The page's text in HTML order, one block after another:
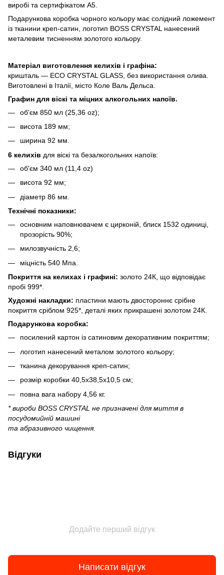
виробі та сертифікатом А5.
Подарункова коробка чорного кольору має солідний ложемент
із тканини креп-сатин, логотип BOSS CRYSTAL нанесений
металевим тисненням золотого кольору.
Матеріал виготовлення келихів і графіна:
кришталь — ECO CRYSTAL GLASS, без використання олива.
Виготовлені в Італії, місто Коле Валь Дельса.
Графин для віскі та міцних алкогольних напоїв.
об'єм 850 мл (25,36 oz);
висота 189 мм;
ширина 92 мм.
6 келихів для віскі та безалкогольних напоїв:
об'єм 340 мл (11,4 oz)
висота 92 мм;
діаметр 86 мм.
Технічні показники:
основним наповнювачем є цирконій, блиск 1532 одиниці,
прозорість 90%;
милозвучність 2,6;
міцність 540 Мпа.
Покриття на келихах і графині: золото 24К, що відповідає
пробі 999*.
Художні накладки: пластини мають двостороннє срібне
покриття сріблом 925*, деталі яких прикрашені золотом 24К.
Подарункова коробка:
посилений картон із сатиновим декоративним покриттям;
логотип нанесений металом золотого кольору;
тканина декорування креп-сатин;
розмір коробки 40,5х38,5х10,5 см;
повна вага набору 4,56 кг.
* вироби BOSS CRYSTAL не призначені для миття в
посудомийній машині
та абразивного чищення.
Відгуки
Додайте перший відгук
Написати відгук